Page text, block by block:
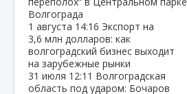
Волгограда
1 августа 14:16 Экспорт на
3,6 млн долларов: как
волгоградский бизнес выходит
на зарубежные рынки
31 июля 12:11 Волгоградская
область под ударом: Бочаров